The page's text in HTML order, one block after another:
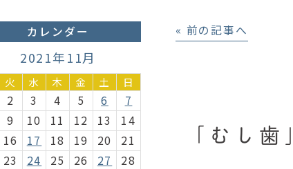
« 前の記事へ
「むし
カレンダー
2021年11月
火 水 木 金 土 日
2 3 4 5 6
7
9 10 11 12 13
14
16 17 18 19 20
21
23 24 25 26 27
28